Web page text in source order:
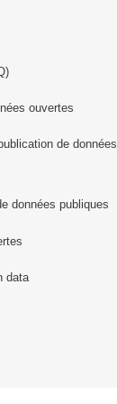
ouvertes
de données
données publiques
data